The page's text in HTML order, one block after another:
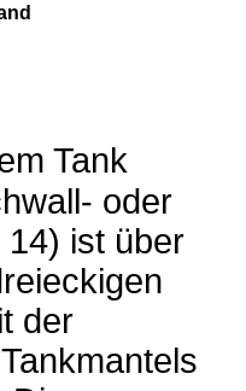
Tank
oder
ist über
der